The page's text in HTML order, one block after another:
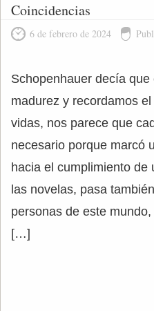
Coincidencias
6 de febrero de 2024
Schopenhauer decía
madurez y recordamos
vidas, nos parece que
necesario porque marcó
hacia el cumplimiento de
las novelas, pasa
personas de este
[…]